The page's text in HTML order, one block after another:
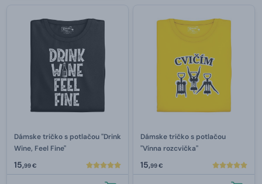
Dámske tričko s potlačou "Drink
Wine, Feel Fine"
15,99 €
Dámske tričko s potlačou
"Vínna rozcvička"
15,99 €